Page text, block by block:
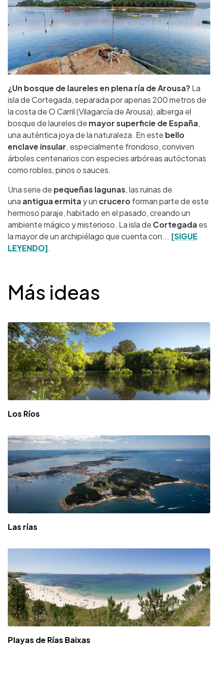
¿Un bosque de laureles en plena ría de Arousa? La
isla de Cortegada, separada por apenas 200 metros de
la costa de O Carril (Vilagarcía de Arousa), alberga el
bosque de laureles de mayor superficie de España,
una auténtica joya de la naturaleza. En este bello
enclave insular, especialmente frondoso, conviven
árboles centenarios con especies arbóreas autóctonas
como robles, pinos o sauces.
Una serie de pequeñas lagunas, las ruinas de
una antigua ermita y un cruceroforman parte de este
hermoso paraje, habitado en el pasado, creando un
ambiente mágico y misterioso. La isla de Cortegada es
la mayor de un archipiélago que cuenta con... [SIGUE
LEYENDO].
Desplegable
Más ideas
Los Ríos
Las rías
Playas de Rías Baixas